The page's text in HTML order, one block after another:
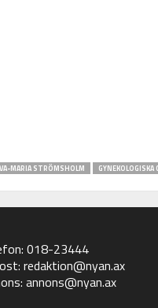
MARIA STRÖMSHOLM
018-23444
redaktion@nyan.ax
annons@nyan.ax